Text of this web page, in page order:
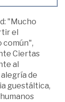
"Mucho
el
Ciertas
al
de
guestáltica,